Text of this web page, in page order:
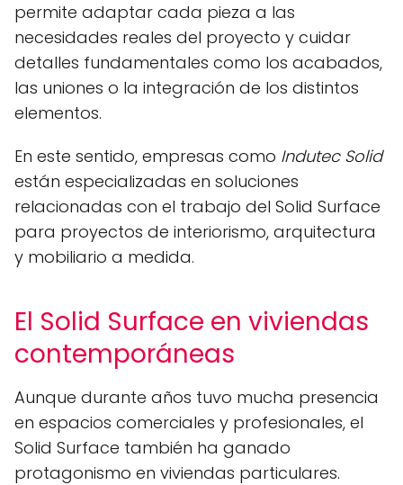
permite adaptar cada pieza a las
necesidades reales del proyecto y cuidar
detalles fundamentales como los acabados,
las uniones o la integración de los distintos
elementos.
En este sentido, empresas como Indutec Solid
están especializadas en soluciones
relacionadas con el trabajo del Solid Surface
para proyectos de interiorismo, arquitectura
y mobiliario a medida.
El Solid Surface en viviendas
contemporáneas
Aunque durante años tuvo mucha presencia
en espacios comerciales y profesionales, el
Solid Surface también ha ganado
protagonismo en viviendas particulares.